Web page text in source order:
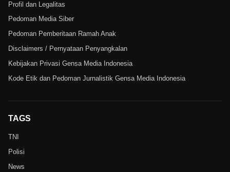
Profil dan Legalitas
Pedoman Media Siber
Pedoman Pemberitaan Ramah Anak
Disclaimers / Pernyataan Penyangkalan
Kebijakan Privasi Gensa Media Indonesia
Kode Etik dan Pedoman Jurnalistik Gensa Media Indonesia
TAGS
TNI
Polisi
News